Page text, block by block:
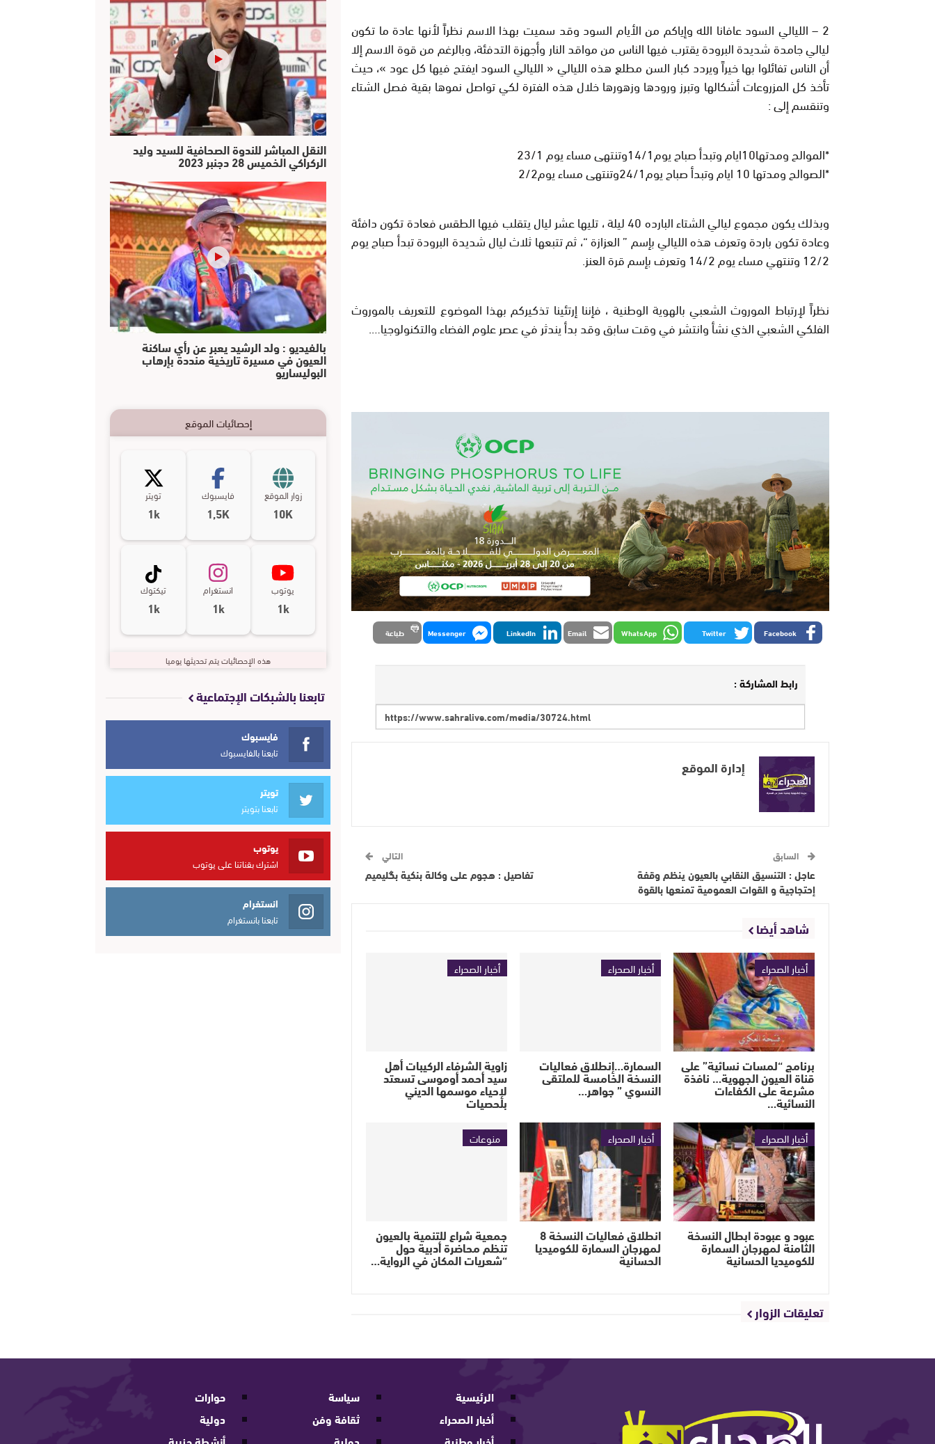
2 – الليالي السود عافانا الله وإياكم من الأيام السود وقد سميت بهذا الاسم نظراً لأنها عادة ما تكون
ليالي جامدة شديدة البرودة يقترب فيها الناس من مواقد النار وأجهزة التدفئة، وبالرغم من قوة الاسم إلا
أن الناس تفائلوا بها خيراً ويردد كبار السن مطلع هذه الليالي « الليالي السود ايفتح فيها كل عود »، حيث
تأخذ كل المزروعات أشكالها وتبرز ورودها وزهورها خلال هذه الفترة لكي تواصل نموها بقية فصل الشتاء
وتنقسم إلى :
*الموالح ومدتها10ايام وتبدأ صباح يوم14/1وتنتهى مساء يوم 23/1
*الصوالح ومدتها 10 ايام وتبدأ صباح يوم24/1وتنتهى مساء يوم2/2
وبذلك يكون مجموع ليالي الشتاء البارده 40 ليلة ، تليها عشر ليال يتقلب فيها الطقس فعادة تكون دافئة
وعادة تكون باردة وتعرف هذه الليالي بإسم ” العزازة “، ثم تتبعها ثلاث ليال شديدة البرودة تبدأ صباح يوم
12/2 وتنتهي مساء يوم 14/2 وتعرف بإسم قرة العنز.
نظراً لإرتباط الموروث الشعبي بالهوية الوطنية ، فإننا إرتئينا تذكيركم بهذا الموضوع للتعريف بالموروث
الفلكي الشعبي الذي نشأ وانتشر في وقت سابق وقد بدأ يندثر في عصر علوم الفضاء والتكنولوجيا….
Facebook
Twitter
WhatsApp
Email
LinkedIn
Messenger طباعة
رابط المشاركة :
إدارة الموقع
السابق
عاجل : التنسيق النقابي بالعيون ينظم وقفة
إحتجاجية و القوات العمومية تمنعها بالقوة
التالي
تفاصيل : هجوم على وكالة بنكية بگليميم
شاهد أيضا
أخبار الصحراء
برنامج “لمسات نسائية” على
قناة العيون الجهوية… نافذة
مشرعة على الكفاءات
النسائية…
أخبار الصحراء
السمارة…إنطلاق فعاليات
النسخة الخامسة للملتقى
النسوي ” جواهر…
أخبار الصحراء
زاوية الشرفاء الركيبات أهل
سيد أحمد أوموسى تسعتد
لإحياء موسمها الديني
بلحصيات
أخبار الصحراء
عبود و عبودة ابطال النسخة
الثامنة لمهرجان السمارة
للكوميديا الحسانية
أخبار الصحراء
انطلاق فعاليات النسخة 8
لمهرجان السمارة للكوميديا
الحسانية
منوعات
جمعية شراع للتنمية بالعيون
تنظم محاضرة أدبية حول
“شعريات المكان في الرواية…
تعليقات الزوار
النقل المباشر للندوة الصحافية للسيد وليد
الركراكي الخميس 28 دجنبر 2023
بالفيديو : ولد الرشيد يعبر عن رأي ساكنة
العيون في مسيرة تاريخية منددة بإرهاب
البوليساريو
إحصائيات الموقع
زوار الموقع
10K
فايسبوك
1,5K
تويتر
1k
يوتوب
1k
انستغرام
1k
تيكتوك
1k
هذه الإحصائيات يتم تحديثها يوميا
تابعنا بالشبكات الإجتماعية
فايسبوك
تابعنا بالفايسبوك
تويتر
تابعنا بتويتر
يوتوب
اشترك بقناتنا على يوتوب
انستغرام
تابعنا بانستغرام
الرئيسية
أخبار الصحراء
سياسة
ثقافة وفن
حوارات
دولية